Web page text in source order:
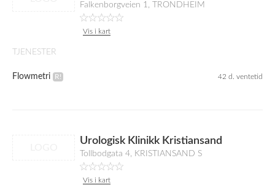
Falkenborgveien 1, TRONDHEIM
Vis i kart
TJENESTER
Flowmetri 42 d. ventetid
Urologisk Klinikk Kristiansand
Tollbodgata 4, KRISTIANSAND S
Vis i kart